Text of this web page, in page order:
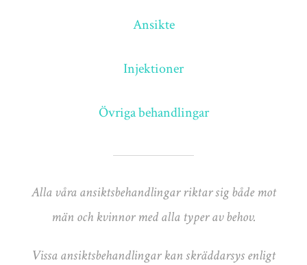
Ansikte
Injektioner
Övriga behandlingar
Alla våra ansiktsbehandlingar riktar sig både mot
män och kvinnor med alla typer av behov.
Vissa ansiktsbehandlingar kan skräddarsys enligt